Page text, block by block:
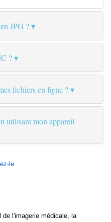
JPG ?
?
fichiers en ligne ?
utilisant mon appareil
le
de l'imagerie médicale, la